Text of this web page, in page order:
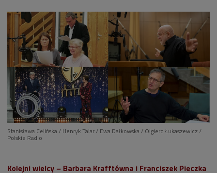
Stanisława Celińska / Henryk Talar / Ewa Dałkowska / Olgierd Łukaszewicz /
Polskie Radio
Kolejni wielcy – Barbara Krafftówna i Franciszek Pieczka